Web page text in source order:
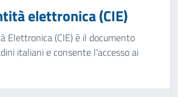
elettronica (CIE)
Elettronica (CIE) è il documento
italiani e consente l’accesso ai